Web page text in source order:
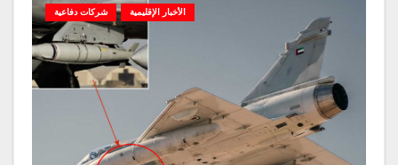
الأخبار الإقليمية شركات دفاعية